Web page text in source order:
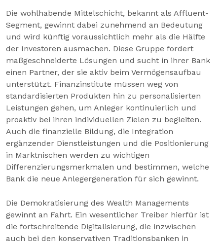
Die wohlhabende Mittelschicht, bekannt als Affluent-
Segment, gewinnt dabei zunehmend an Bedeutung
und wird künftig voraussichtlich mehr als die Hälfte
der Investoren ausmachen. Diese Gruppe fordert
maßgeschneiderte Lösungen und sucht in ihrer Bank
einen Partner, der sie aktiv beim Vermögensaufbau
unterstützt. Finanzinstitute müssen weg von
standardisierten Produkten hin zu personalisierten
Leistungen gehen, um Anleger kontinuierlich und
proaktiv bei ihren individuellen Zielen zu begleiten.
Auch die finanzielle Bildung, die Integration
ergänzender Dienstleistungen und die Positionierung
in Marktnischen werden zu wichtigen
Differenzierungsmerkmalen und bestimmen, welche
Bank die neue Anlegergeneration für sich gewinnt.
Die Demokratisierung des Wealth Managements
gewinnt an Fahrt. Ein wesentlicher Treiber hierfür ist
die fortschreitende Digitalisierung, die inzwischen
auch bei den konservativen Traditionsbanken in